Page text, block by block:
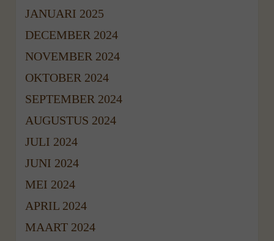
JANUARI 2025
DECEMBER 2024
NOVEMBER 2024
OKTOBER 2024
SEPTEMBER 2024
AUGUSTUS 2024
JULI 2024
JUNI 2024
MEI 2024
APRIL 2024
MAART 2024